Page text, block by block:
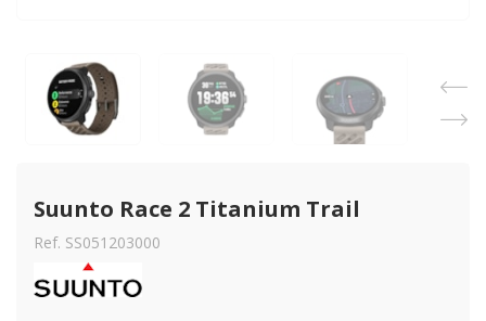
Suunto Race 2 Titanium Trail
Ref. SS051203000